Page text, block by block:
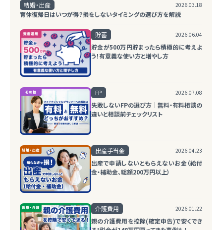
結婚・出産 2026.03.18
育休復帰日はいつが得？損をしないタイミングの選び方を解説
貯蓄 2026.06.04
貯金が500万円貯まったら積極的に考えよ
う！有意義な使い方と増やし方
FP 2026.07.08
失敗しないFPの選び方｜無料・有料相談の
違いと相談前チェックリスト
出産手当金 2026.04.23
出産で申請しないともらえないお金（給付
金・補助金、総額200万円以上）
介護費用 2026.01.22
親の介護費用を控除(確定申告)で安くでき